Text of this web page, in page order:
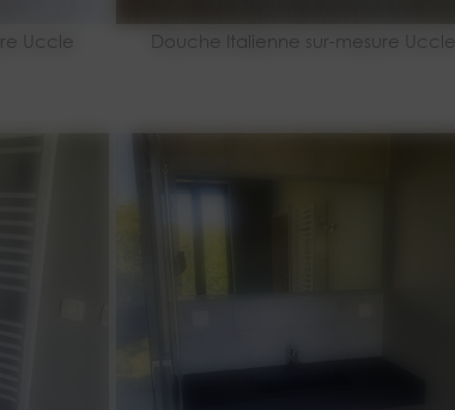
Uccle Douche Italienne sur-mesure Uccle